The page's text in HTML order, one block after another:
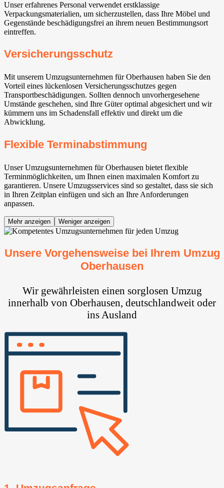
Unser erfahrenes Personal verwendet erstklassige
Verpackungsmaterialien, um sicherzustellen, dass Ihre Möbel und
Gegenstände beschädigungsfrei an ihrem neuen Bestimmungsort
eintreffen.
Versicherungsschutz
Mit unserem Umzugsunternehmen für Oberhausen haben Sie den
Vorteil eines lückenlosen Versicherungsschutzes gegen
Transportbeschädigungen. Sollten dennoch unvorhergesehene
Umstände geschehen, sind Ihre Güter optimal abgesichert und wir
kümmern uns im Schadensfall effektiv und direkt um die
Abwicklung.
Flexible Terminabstimmung
Unser Umzugsunternehmen für Oberhausen bietet flexible
Terminmöglichkeiten, um Ihnen einen maximalen Komfort zu
garantieren. Unsere Umzugsservices sind so gestaltet, dass sie sich
in Ihren Zeitplan einfügen und sich an Ihre Anforderungen
anpassen.
Mehr anzeigen Weniger anzeigen
Unsere Vorgehensweise bei Ihrem Umzug
Oberhausen
Wir gewährleisten einen sorglosen Umzug
innerhalb von Oberhausen, deutschlandweit oder
ins Ausland